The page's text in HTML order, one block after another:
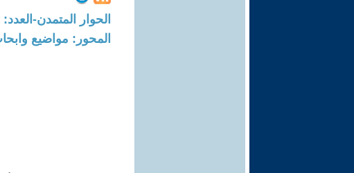
الحوار المتمدن-العدد: 8729 - 2026 / 6 / 7 - 09:18
المحور: مواضيع